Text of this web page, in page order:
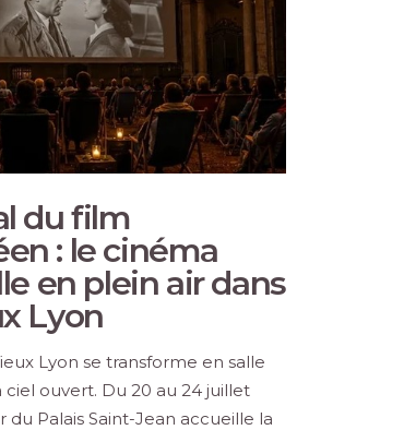
du film
: le cinéma
en plein air dans
Lyon
Lyon se transforme en salle
ciel ouvert. Du 20 au 24 juillet
du Palais Saint-Jean accueille la